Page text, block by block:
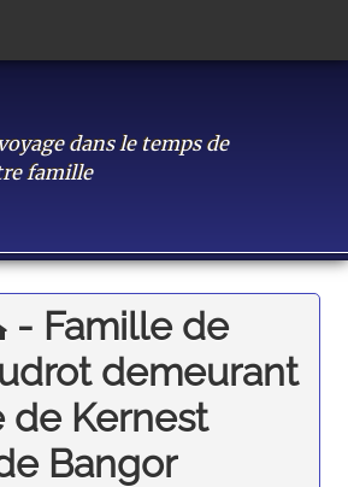
dans le temps de
famille
- Famille de
demeurant
de Kernest
Bangor